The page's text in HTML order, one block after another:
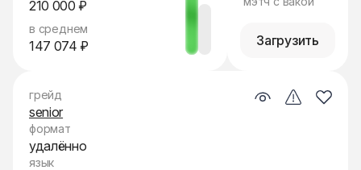
210 000 ₽
в среднем
147 074 ₽ Загрузить
грейд
senior
формат
удалённо
язык